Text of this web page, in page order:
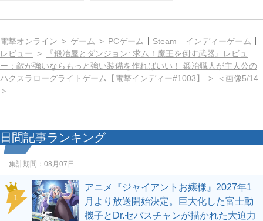
電撃オンライン ゲーム PCゲーム Steam
インディーゲーム
レビュー
『鍛冶屋とダンジョン: 求ム！魔王を倒す武器』レビュ
ー：敵が強いならもっと強い装備を作ればいい！ 鍛冶職人が主人公の
ハクスラローグライトゲーム【電撃インディー#1003】
＜画像5/14
＞
日間記事ランキング
集計期間： 08月07日
1
アニメ『ジャイアントお嬢様』2027年1
月より放送開始決定。巨大化した富士動
機子とDr.セバスチャンが描かれた大迫力